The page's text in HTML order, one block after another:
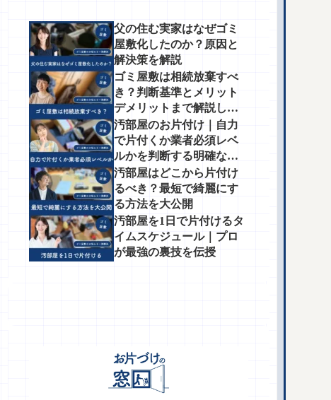
父の住む実家はなぜゴミ
屋敷化したのか？原因と
解決策を解説
ゴミ屋敷は相続放棄すべ
き？判断基準とメリット
デメリットまで解説しま
す
汚部屋のお片付け｜自力
で片付くか業者必須レベ
ルかを判断する明確な基
準とは
汚部屋はどこから片付け
るべき？最短で綺麗にす
る方法を大公開
汚部屋を1日で片付けるタ
イムスケジュール｜プロ
が最強の裏技を伝授